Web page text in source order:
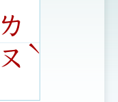
ㄌ
ㄡˋ